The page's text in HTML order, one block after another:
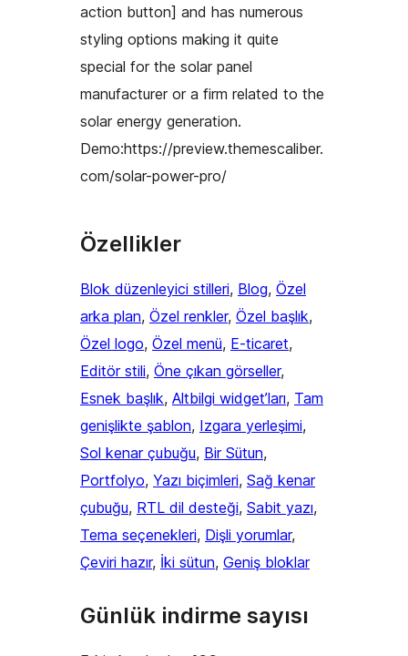
action button] and has numerous
styling options making it quite
special for the solar panel
manufacturer or a firm related to the
solar energy generation.
Demo:https://preview.themescaliber.
com/solar-power-pro/
Özellikler
Blok düzenleyici stilleri, Blog, Özel
arka plan, Özel renkler, Özel başlık
Özel logo, Özel menü, E-ticaret
Editör stili, Öne çıkan görseller
Esnek başlık, Altbilgi widget’ları, Tam
genişlikte şablon, Izgara yerleşimi
Sol kenar çubuğu, Bir Sütun
Portfolyo, Yazı biçimleri, Sağ kenar
çubuğu, RTL dil desteği, Sabit yazı
Tema seçenekleri, Dişli yorumlar
Çeviri hazır, İki sütun, Geniş bloklar
Günlük indirme sayısı